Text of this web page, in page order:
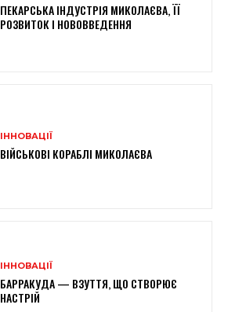
ПЕКАРСЬКА ІНДУСТРІЯ МИКОЛАЄВА, ЇЇ
РОЗВИТОК І НОВОВВЕДЕННЯ
ІННОВАЦІЇ
ВІЙСЬКОВІ КОРАБЛІ МИКОЛАЄВА
ІННОВАЦІЇ
БАРРАКУДА — ВЗУТТЯ, ЩО СТВОРЮЄ
НАСТРІЙ